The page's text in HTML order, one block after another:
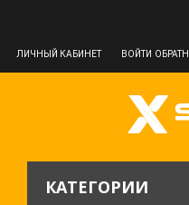
ВОЙТИ
ЛИЧНЫЙ КАБИНЕТ
КАТЕГОРИИ